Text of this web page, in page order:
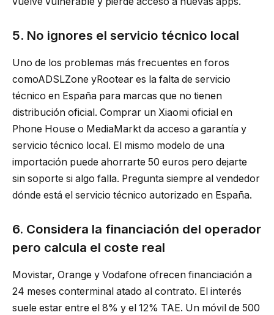
5. No ignores el servicio técnico local
Uno de los problemas más frecuentes en foros
comoADSLZone yRootear es la falta de servicio
técnico en España para marcas que no tienen
distribución oficial. Comprar un Xiaomi oficial en
Phone House o MediaMarkt da acceso a garantía y
servicio técnico local. El mismo modelo de una
importación puede ahorrarte 50 euros pero dejarte
sin soporte si algo falla. Pregunta siempre al vendedor
dónde está el servicio técnico autorizado en España.
6. Considera la financiación del operador
pero calcula el coste real
Movistar, Orange y Vodafone ofrecen financiación a
24 meses conterminal atado al contrato. El interés
suele estar entre el 8% y el 12% TAE. Un móvil de 500